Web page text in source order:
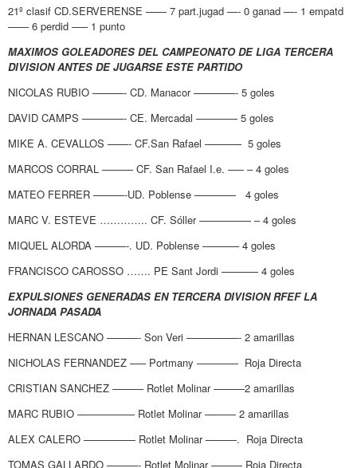
21º clasif CD.SERVERENSE —— 7 part.jugad —- 0 ganad —- 1 empatd
—— 6 perdid —– 1 punto
MAXIMOS GOLEADORES DEL CAMPEONATO DE LIGA TERCERA
DIVISION ANTES DE JUGARSE ESTE PARTIDO
NICOLAS RUBIO ———- CD. Manacor ————- 5 goles
DAVID CAMPS ————- CE. Mercadal ———— 5 goles
MIKE A. CEVALLOS ——- CF.San Rafael ———– 5 goles
MARCOS CORRAL ——— CF. San Rafael I.e. –— – 4 goles
MATEO FERRER ———-UD. Poblense ———— 4 goles
MARC V. ESTEVE ………….. CF. Sóller ————— – 4 goles
MIQUEL ALORDA ———-. UD. Poblense ———– 4 goles
FRANCISCO CAROSSO ……. PE Sant Jordi ———– 4 goles
EXPULSIONES GENERADAS EN TERCERA DIVISION RFEF LA
JORNADA PASADA
HERNAN LESCANO ———- Son Veri —————- 2 amarillas
NICHOLAS FERNANDEZ —– Portmany ———— Roja Directa
CRISTIAN SANCHEZ ——— Rotlet Molinar ———2 amarillas
MARC RUBIO —————– Rotlet Molinar ——— 2 amarillas
ALEX CALERO ————— Rotlet Molinar ———. Roja Directa
TOMAS GALLARDO ———- Rotlet Molinar ——— Roja Directa